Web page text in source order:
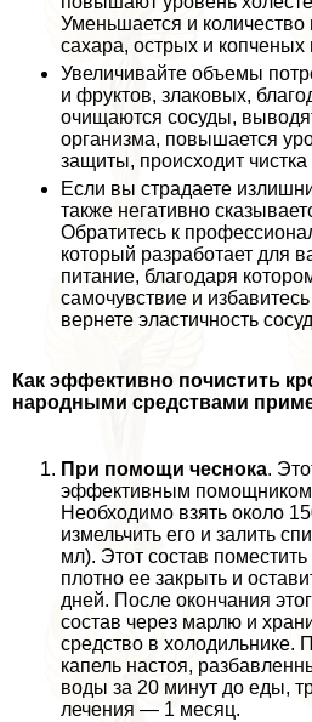
Уменьшается и
сахара, острых и копченых
Увеличивайте объемы
и фруктов, злаковых,
очищаются сосуды,
организма, повышается
защиты, происходит
Если вы страдаете
также негативно
Обратитесь к
который разработает для
питание, благодаря
самочувствие и
вернете эластичность
Как эффективно почистить
народными средствами
При помощи чеснока.
эффективным помощником
Необходимо взять около
измельчить его и залить
мл). Этот состав
плотно ее закрыть и
дней. После окончания
состав через марлю и
средство в холодильнике.
капель настоя,
воды за 20 минут до еды,
лечения — 1 месяц.